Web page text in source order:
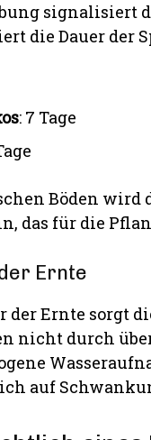
signalisiert
die Dauer der
: 7 Tage
Böden wird
das für die
Ernte
der Ernte sorgt
nicht durch
auf